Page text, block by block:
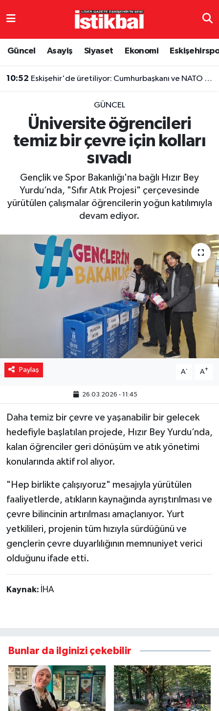
Güncel Asayiş Siyaset Ekonomi
10:52 Eskişehir'de üretiliyor: Cumhurbaşkanı ve NATO liderlerinin de tercihi oldu
GÜNCEL
Üniversite öğrencileri
temiz bir çevre için kolları
sıvadı
Gençlik ve Spor Bakanlığı'na bağlı Hızır Bey
Yurdu’nda, "Sıfır Atık Projesi" çerçevesinde
yürütülen çalışmalar öğrencilerin yoğun katılımıyla
devam ediyor.
Paylaş A- A+
26.03.2026 - 11:45
Daha temiz bir çevre ve yaşanabilir bir gelecek
hedefiyle başlatılan projede, Hızır Bey Yurdu’nda,
kalan öğrenciler geri dönüşüm ve atık yönetimi
konularında aktif rol alıyor.
"Hep birlikte çalışıyoruz" mesajıyla yürütülen
faaliyetlerde, atıkların kaynağında ayrıştırılması ve
çevre bilincinin artırılması amaçlanıyor. Yurt
yetkilileri, projenin tüm hızıyla sürdüğünü ve
gençlerin çevre duyarlılığının memnuniyet verici
olduğunu ifade etti.
Kaynak: İHA
Bunlar da ilginizi çekebilir
Eskişehirspor
Siyaset
Spor
Ekonomi
Yaşam
Resmi ilanlar
Eskişehir Nöbetçi Eczaneler
Eskişehir Trafik Yoğunluk Haritası
TFF 3.Lig 4.Grup Puan Durumu ve Fikstür
Son Dakika Haberleri